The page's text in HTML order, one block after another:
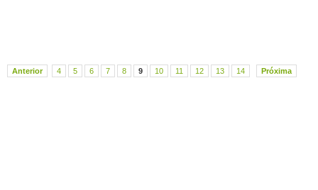
Anterior 4 5 6 7 8 9 10 11 12 13 14 Próxima